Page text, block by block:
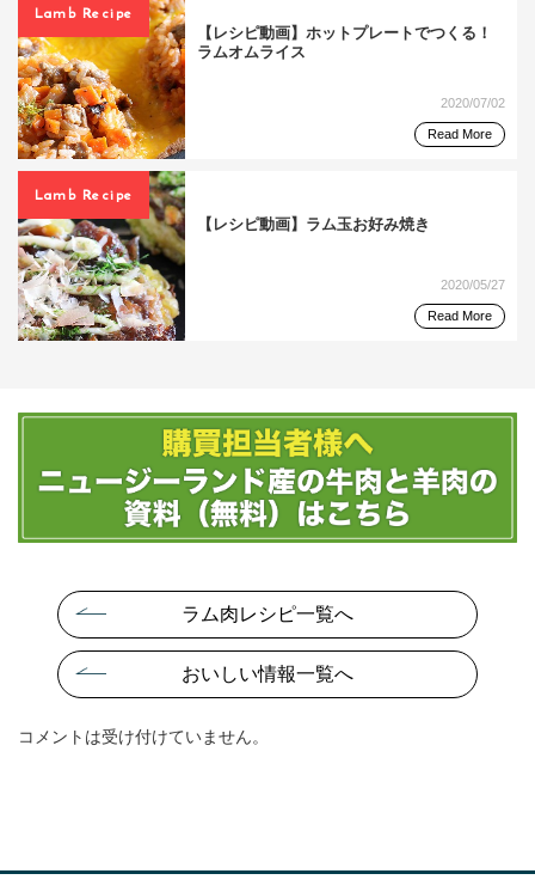
【レシピ動画】ホットプレートでつくる！
ラムオムライス
Lamb Recipe
2020/07/02
Read More
【レシピ動画】ラム玉お好み焼き
Lamb Recipe
2020/05/27
Read More
ラム肉レシピ一覧へ
おいしい情報一覧へ
コメントは受け付けていません。